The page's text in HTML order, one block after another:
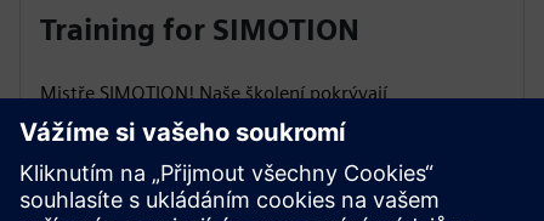
Training for SIMOTION
Mistře SIMOTION! Naše školení pokrývají
programování, uvedení do provozu, diagnostiku a
zvládat spouštění os, programování pohybu a rychle
řešit chyby, abyste maximalizovali dostupnost